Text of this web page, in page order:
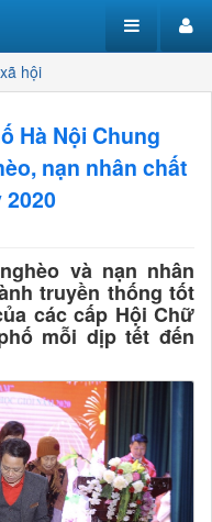
hội
Hà Nội Chung
nạn nhân chất
2020
và nạn nhân
truyền thống tốt
các cấp Hội Chữ
mỗi dịp tết đến